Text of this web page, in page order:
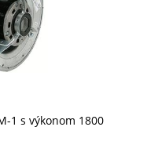
1 s výkonom 1800